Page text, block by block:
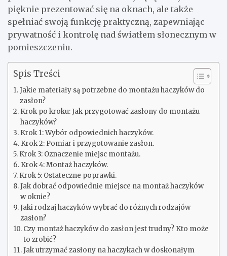
pięknie prezentować się na oknach, ale także
spełniać swoją funkcję praktyczną, zapewniając
prywatność i kontrolę nad światłem słonecznym w
pomieszczeniu.
Spis Treści
Jakie materiały są potrzebne do montażu haczyków do
zasłon?
Krok po kroku: Jak przygotować zasłony do montażu
haczyków?
Krok 1: Wybór odpowiednich haczyków.
Krok 2: Pomiar i przygotowanie zasłon.
Krok 3: Oznaczenie miejsc montażu.
Krok 4: Montaż haczyków.
Krok 5: Ostateczne poprawki.
Jak dobrać odpowiednie miejsce na montaż haczyków
w oknie?
Jaki rodzaj haczyków wybrać do różnych rodzajów
zasłon?
Czy montaż haczyków do zasłon jest trudny? Kto może
to zrobić?
Jak utrzymać zasłony na haczykach w doskonałym